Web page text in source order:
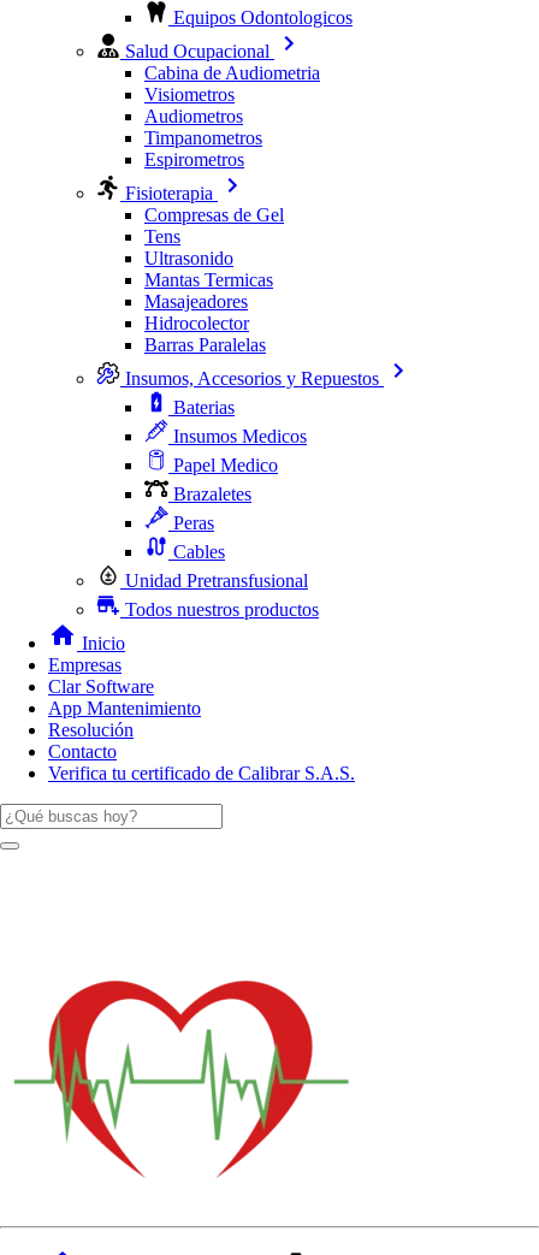
Equipos Odontologicos
Salud Ocupacional
Cabina de Audiometria
Visiometros
Audiometros
Timpanometros
Espirometros
Fisioterapia
Compresas de Gel
Tens
Ultrasonido
Mantas Termicas
Masajeadores
Hidrocolector
Barras Paralelas
Insumos, Accesorios y Repuestos
Baterias
Insumos Medicos
Papel Medico
Brazaletes
Peras
Cables
Unidad Pretransfusional
Todos nuestros productos
Inicio
Empresas
Clar Software
App Mantenimiento
Resolución
Contacto
Verifica tu certificado de Calibrar S.A.S.